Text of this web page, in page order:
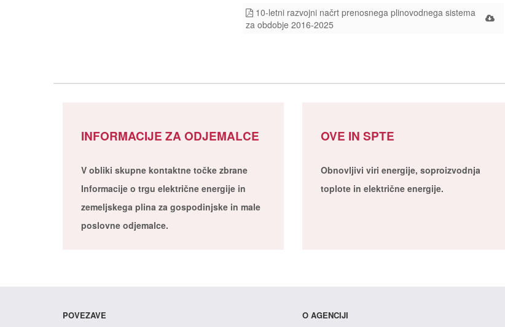
10-letni razvojni načrt prenosnega plinovodnega sistema
za obdobje 2016-2025
INFORMACIJE ZA ODJEMALCE
V obliki skupne kontaktne točke zbrane
Informacije o trgu električne energije in
zemeljskega plina za gospodinjske in male
poslovne odjemalce.
OVE IN SPTE
Obnovljivi viri energije, soproizvodnja
toplote in električne energije.
POVEZAVE O AGENCIJI